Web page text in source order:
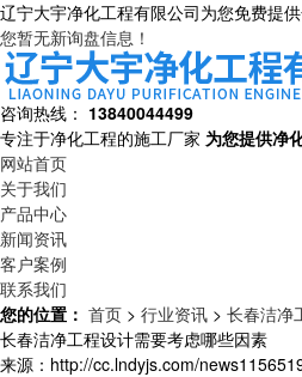
辽宁大宇净化工程有限公司为您免费提供
您暂无新询盘信息！
咨询热线： 13840044499
专注于净化工程的施工厂家 为您提供净
网站首页
关于我们
产品中心
新闻资讯
客户案例
联系我们
您的位置： 首页 > 行业资讯 > 长春洁净
长春洁净工程设计需要考虑哪些因素
来源：http://cc.lndyjs.com/